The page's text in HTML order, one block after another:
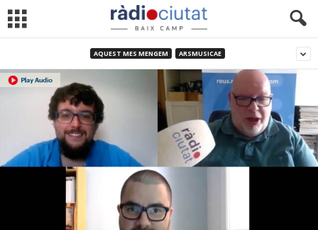
AQUEST MES MENGEM ARSMUSICAE